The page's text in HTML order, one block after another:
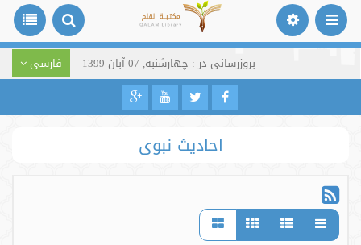
بروزرسانی در : چهارشنبه, 07 آبان 1399 فارسی
احادیث نبوی